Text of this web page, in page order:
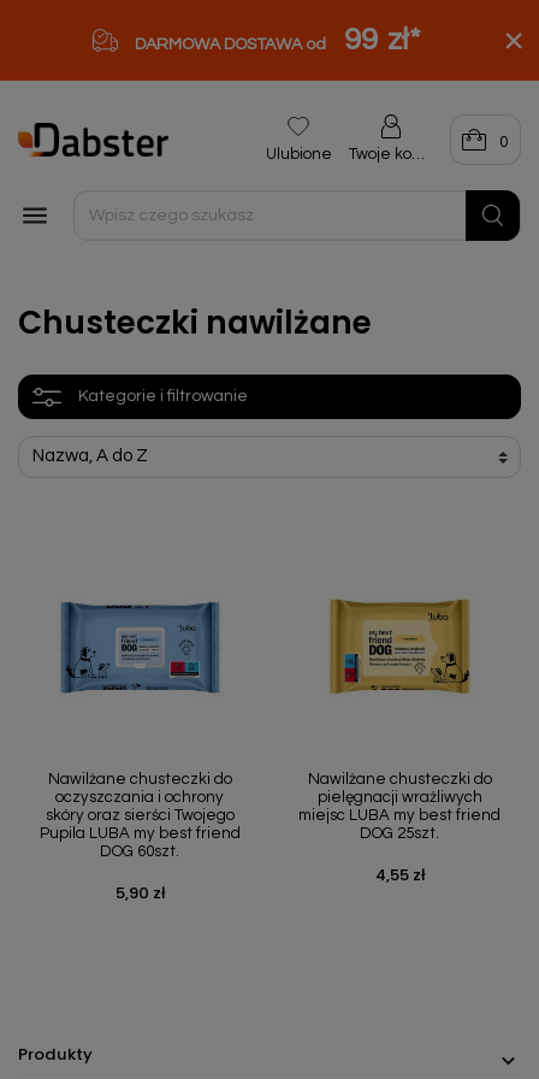
DARMOWA DOSTAWA od 99 zł*

Ulubione Twoje konto
0
Chusteczki nawilżane
Kategorie i filtrowanie
Nawilżane chusteczki do
oczyszczania i ochrony
skóry oraz sierści Twojego
Pupila LUBA my best friend
DOG 60szt.
Cena
5,90 zł
Nawilżane chusteczki do
pielęgnacji wrażliwych
miejsc LUBA my best friend
DOG 25szt.
Cena
4,55 zł
Produkty